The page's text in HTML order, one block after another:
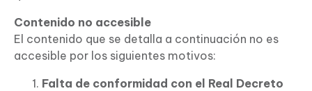
Contenido no accesible
El contenido que se detalla a continuación no es
accesible por los siguientes motivos:
Falta de conformidad con el Real Decreto